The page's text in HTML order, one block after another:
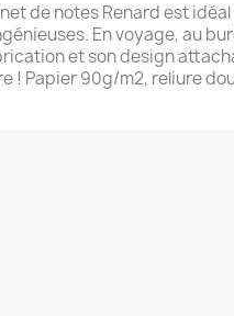
de notes Renard est
En voyage, au
et son design
! Papier 90g/m2, reliure